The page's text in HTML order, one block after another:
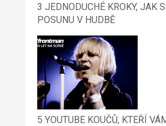
3 JEDNODUCHÉ KROKY, JAK
POSUNU V HUDBĚ
5 YOUTUBE KOUČŮ, KTEŘÍ